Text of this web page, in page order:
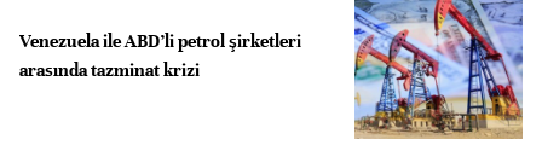
Venezuela ile ABD’li petrol şirketleri
arasında tazminat krizi